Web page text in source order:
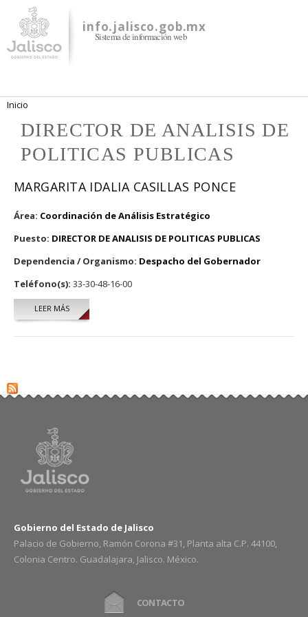
contenido
principal
info.jalisco.gob.mx
Sistema de información web
Se encuentra usted aquí
Inicio
DIRECTOR DE ANALISIS DE
POLITICAS PUBLICAS
MARGARITA IDALIA CASILLAS PONCE
Área: Coordinación de Análisis Estratégico
Puesto: DIRECTOR DE ANALISIS DE POLITICAS PUBLICAS
Dependencia / Organismo: Despacho del Gobernador
Teléfono(s): 33-30-48-16-00
LEER MÁSSOBRE MARGARITA IDALIA CASILLAS PONCE
Gobierno del Estado de Jalisco
Palacio de Gobierno, Ramón Corona #31, Planta alta C.P. 44100,
Colonia Centro. Guadalajara, Jalisco. México.
CONTACTO